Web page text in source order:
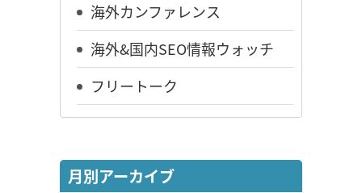
海外カンファレンス
海外&国内SEO情報ウォッチ
フリートーク
月別アーカイブ